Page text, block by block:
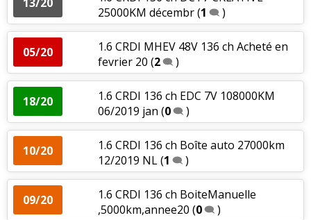
25000KM décembr(1 )
05/20
1.6 CRDI MHEV 48V 136 ch Acheté en
fevrier 20 (2 )
18/20
1.6 CRDI 136 ch EDC 7V 108000KM
06/2019 jan (0 )
10/20
1.6 CRDI 136 ch Boîte auto 27000km
12/2019 NL(1 )
09/20
1.6 CRDI 136 ch BoiteManuelle
,5000km,annee20 (0 )